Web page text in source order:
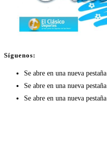
Síguenos:
Se abre en una nueva pestaña
Se abre en una nueva pestaña
Se abre en una nueva pestaña